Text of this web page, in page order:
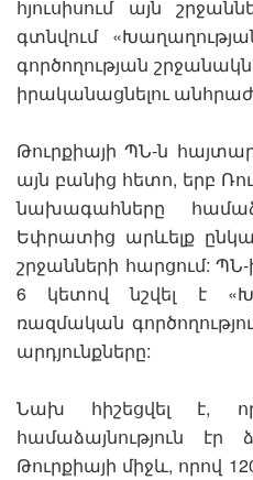
հյուսիսում այն
գտնվում
գործողության
իրականացնելու
Թուրքիայի ՊՆ-ն
այն բանից հետո, երբ
նախագահները
Եփրատից արևելք
շրջանների հարցում:
6 կետով նշվել է
ռազմական
արդյունքները:
Նախ հիշեցվել է,
համաձայնություն
Թուրքիայի միջև, որով